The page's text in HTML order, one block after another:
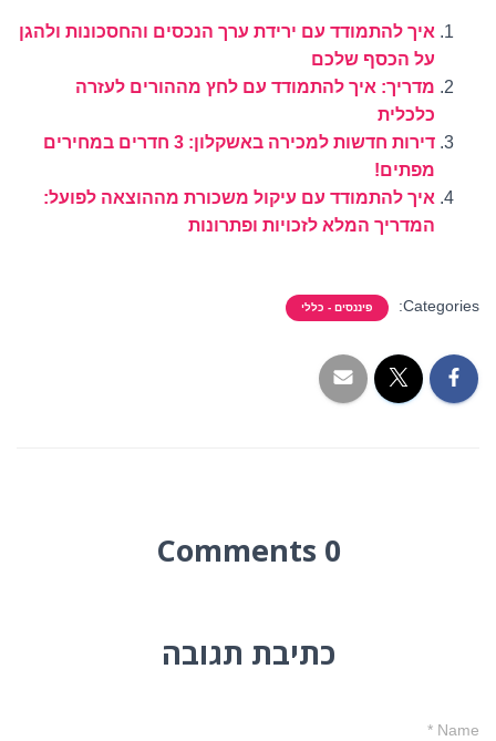
איך להתמודד עם ירידת ערך הנכסים והחסכונות ולהגן
על הכסף שלכם
מדריך: איך להתמודד עם לחץ מההורים לעזרה
כלכלית
דירות חדשות למכירה באשקלון: 3 חדרים במחירים
מפתים!
איך להתמודד עם עיקול משכורת מההוצאה לפועל:
המדריך המלא לזכויות ופתרונות
Categories: פיננסים - כללי
0 Comments
כתיבת תגובה
Name
*